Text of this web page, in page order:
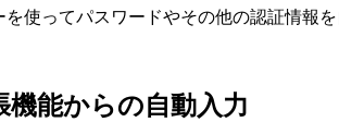
使ってパスワードやその他の認証情報
機能からの自動入力